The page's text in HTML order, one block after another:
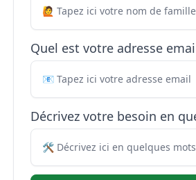
Quel est votre adresse
Décrivez votre besoin en